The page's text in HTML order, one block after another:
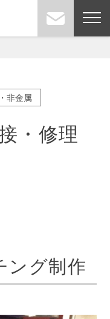
非金属
・修理
ング制作